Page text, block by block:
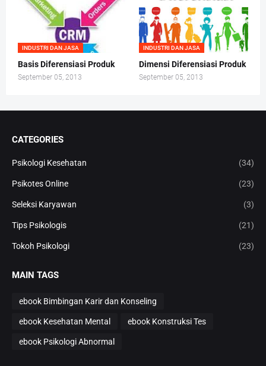
INDUSTRI DAN JASA
Basis Diferensiasi Produk
September 05, 2013
INDUSTRI DAN JASA
Dimensi Diferensiasi Produk
September 05, 2013
CATEGORIES
Psikologi Kesehatan (34)
Psikotes Online (23)
Seleksi Karyawan (3)
Tips Psikologis (21)
Tokoh Psikologi (23)
MAIN TAGS
ebook Bimbingan Karir dan Konseling
ebook Kesehatan Mental ebook Konstruksi Tes
ebook Psikologi Abnormal